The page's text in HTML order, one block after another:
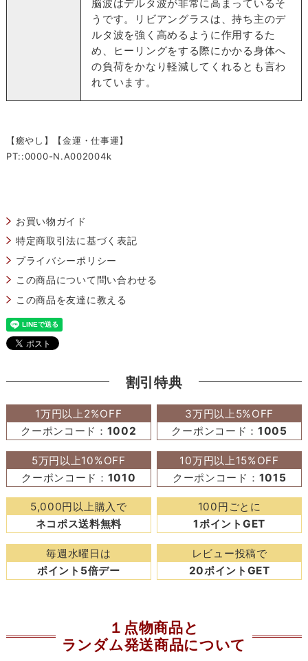
脳波はデルタ波が非常に高まっているそ
うです。リビアングラスは、持ち主のデ
ルタ波を強く高めるように作用するた
め、ヒーリングをする際にかかる身体へ
の負荷をかなり軽減してくれるとも言わ
れています。
【癒やし】【金運・仕事運】
PT::0000-N.A002004k
お買い物ガイド
特定商取引法に基づく表記
プライバシーポリシー
この商品について問い合わせる
この商品を友達に教える
割引特典
1万円以上2%OFF
クーポンコード： 1002
3万円以上5%OFF
クーポンコード：1005
5万円以上10%OFF
クーポンコード： 1010
10万円以上15%OFF
クーポンコード： 1015
5,000円以上購入で
ネコポス送料無料
100円ごとに
1ポイントGET
毎週水曜日は
ポイント5倍デー
レビュー投稿で
20ポイントGET
１点物商品と
ランダム発送商品について